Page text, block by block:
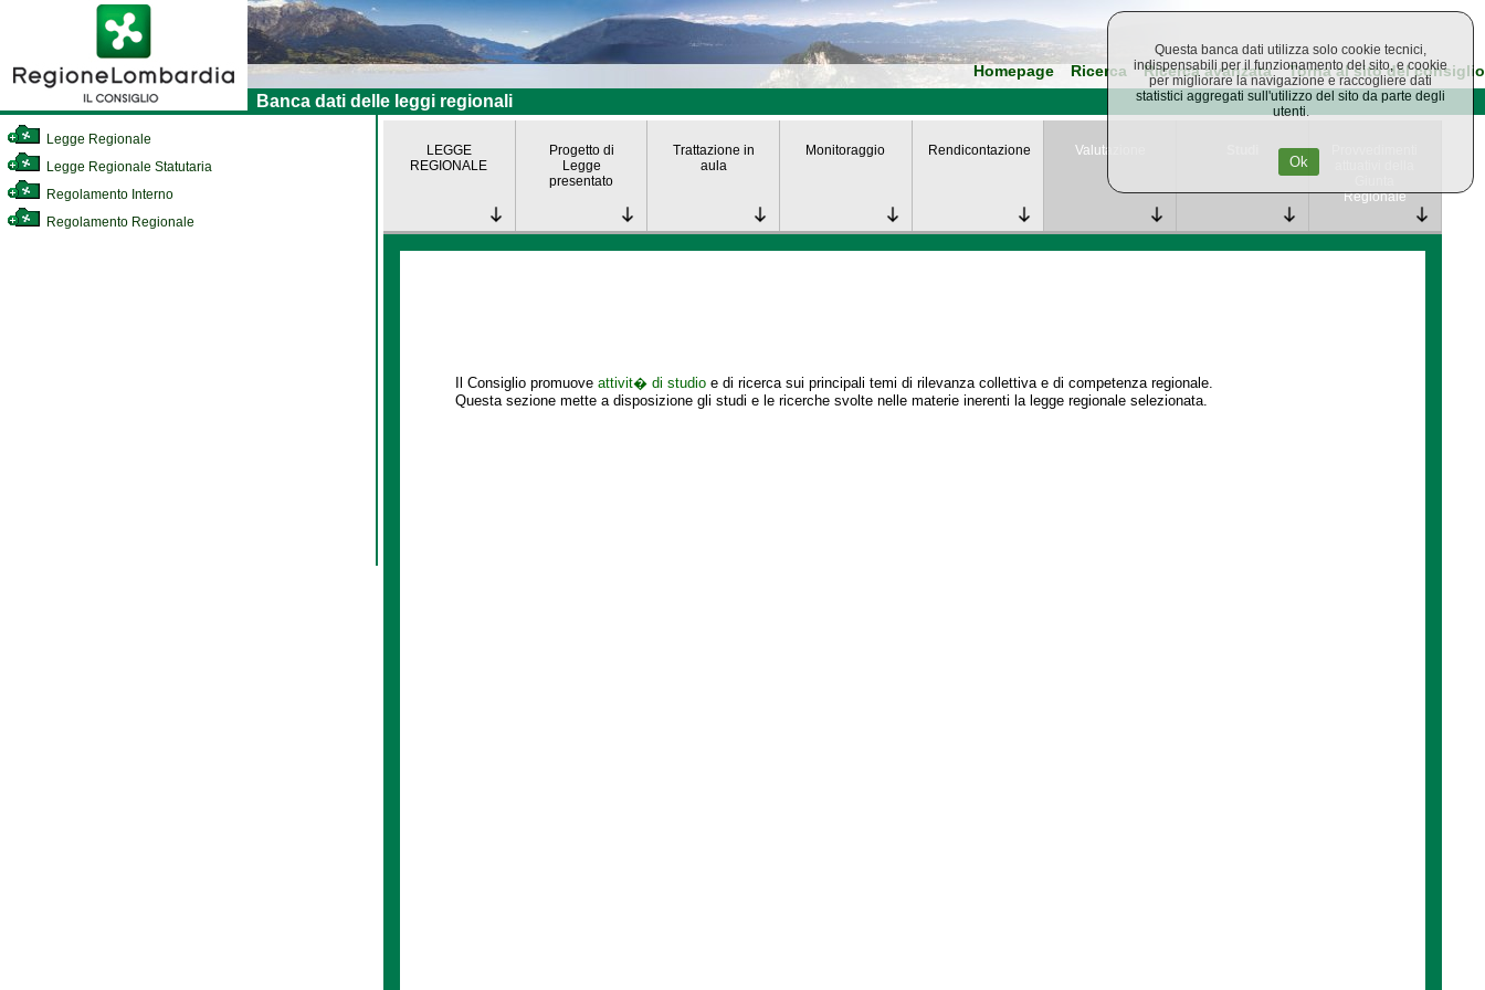
Homepage Ricerca Ricerca avanzata Torna al sito del consiglio
Banca dati delle leggi regionali
Legge Regionale
Legge Regionale Statutaria
Regolamento Interno
Regolamento Regionale
LEGGE
REGIONALE
Progetto di
Legge
presentato
Trattazione in
aula
Monitoraggio Rendicontazione Valutazione
Regionale
Il Consiglio promuove attivit� di studio e di ricerca sui principali temi di rilevanza collettiva e di competenza regionale.
Questa sezione mette a disposizione gli studi e le ricerche svolte nelle materie inerenti la legge regionale selezionata.
Questa banca dati utilizza solo cookie tecnici,
indispensabili per il funzionamento del sito, e cookie
per migliorare la navigazione e raccogliere dati
statistici aggregati sull'utilizzo del sito da parte degli
utenti.
Ok